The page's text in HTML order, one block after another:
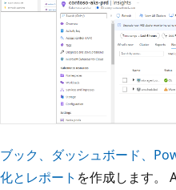
ブック、ダッシュボード、
化とレポート を作成します。